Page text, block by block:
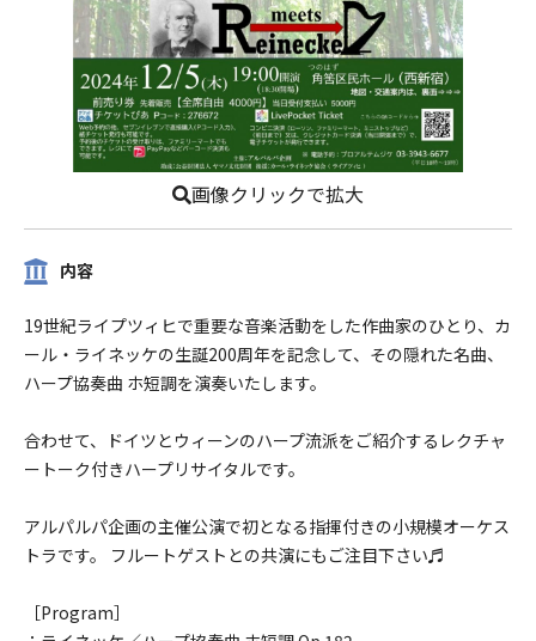
画像クリックで拡大
内容
19世紀ライプツィヒで重要な音楽活動をした作曲家のひとり、カ
ール・ライネッケの生誕200周年を記念して、その隠れた名曲、
ハープ協奏曲 ホ短調を演奏いたします。
合わせて、ドイツとウィーンのハープ流派をご紹介するレクチャ
ートーク付きハープリサイタルです。
アルパルパ企画の主催公演で初となる指揮付きの小規模オーケス
トラです。 フルートゲストとの共演にもご注目下さい♬
［Program］